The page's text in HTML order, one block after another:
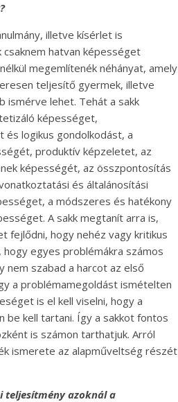
illetve kísérlet is
hatvan képességet
megemlítenék néhányat, amely
teljesítő gyermek, illetve
ismérve lehet. Tehát a sakk
képességet,
logikus gondolkodást, a
produktív képzeletet, az
képességét, az összpontosítás
és általánosítási
a módszeres és hatékony
A sakk megtanít arra is,
fejlődni, hogy nehéz vagy kritikus
egyes problémákra számos
nem szabad a harcot az első
a problémamegoldást ismételten
is el kell viselni, hogy a
be kell tartani. Így a sakkot fontos
is számon tarthatjuk. Arról
ismerete az alapműveltség részét
teljesítmény azoknál a